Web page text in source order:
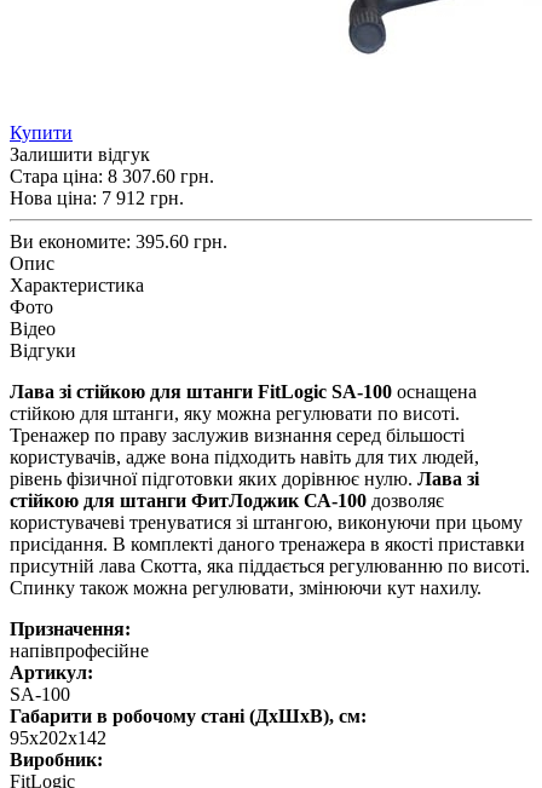
Купити
Залишити відгук
Стара ціна: 8 307.60 грн.
Нова ціна: 7 912 грн.
Ви економите: 395.60 грн.
Опис
Характеристика
Фото
Відео
Відгуки
Лава зі стійкою для штанги FitLogic SA-100 оснащена
стійкою для штанги, яку можна регулювати по висоті.
Тренажер по праву заслужив визнання серед більшості
користувачів, адже вона підходить навіть для тих людей,
рівень фізичної підготовки яких дорівнює нулю. Лава зі
стійкою для штанги ФитЛоджик СА-100 дозволяє
користувачеві тренуватися зі штангою, виконуючи при цьому
присідання. В комплекті даного тренажера в якості приставки
присутній лава Скотта, яка піддається регулюванню по висоті.
Спинку також можна регулювати, змінюючи кут нахилу.
Призначення:
напівпрофесійне
Артикул:
SA-100
Габарити в робочому стані (ДхШхВ), см:
95x202x142
Виробник:
FitLogic